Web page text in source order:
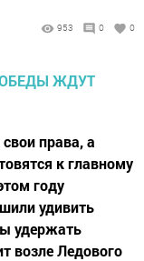
953 0 0
права, а
к главному
году
удивить
удержать
возле Ледового